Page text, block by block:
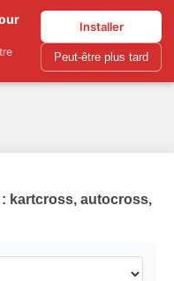
Installer
Peut-être plus tard
kartcross, autocross,